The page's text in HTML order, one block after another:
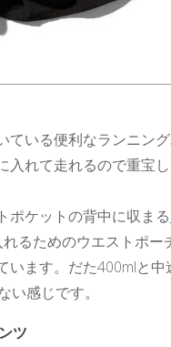
ている便利なランニン
れて走れるので重宝し
ポケットの背中に収まる
るためのウエストポー
います。だた400mlと
感じです。
ツ